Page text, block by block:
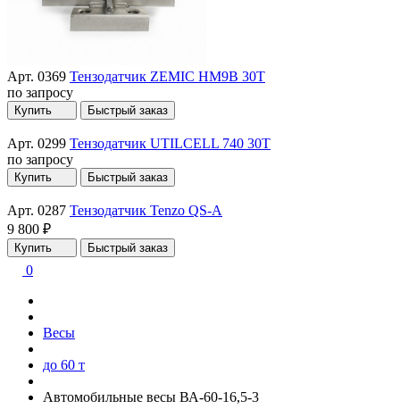
Арт. 0369 Тензодатчик ZEMIC HM9B 30T
по запросу
Купить Быстрый заказ
Арт. 0299 Тензодатчик UTILCELL 740 30T
по запросу
Купить Быстрый заказ
Арт. 0287 Тензодатчик Tenzo QS-A
9 800 ₽
Купить Быстрый заказ
0
Весы
до 60 т
Автомобильные весы ВА-60-16,5-3